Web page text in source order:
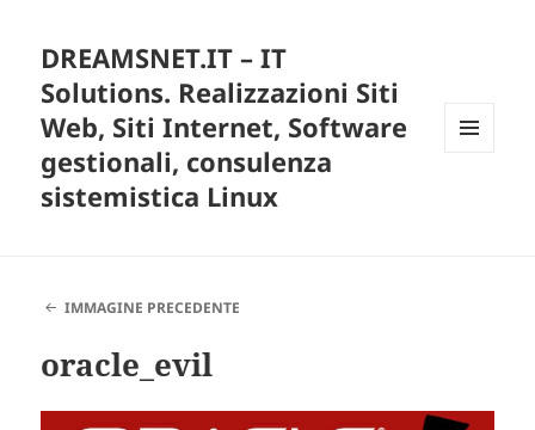
DREAMSNET.IT – IT
Solutions. Realizzazioni Siti
Web, Siti Internet, Software
gestionali, consulenza
sistemistica Linux
IMMAGINE PRECEDENTE
oracle_evil